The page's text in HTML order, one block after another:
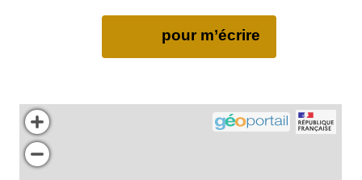
pour m’écrire